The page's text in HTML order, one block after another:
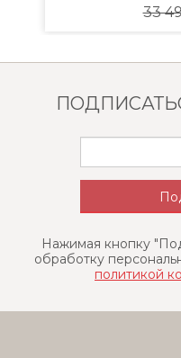
33
Нажимая кнопку
обработку
политикой